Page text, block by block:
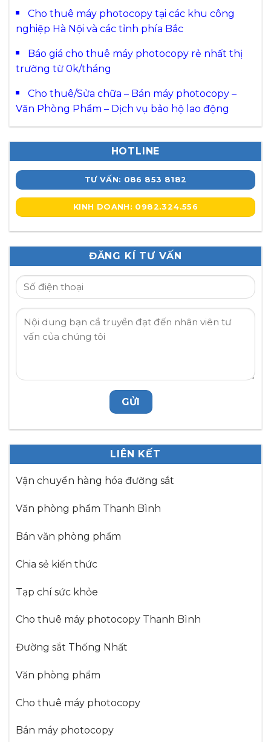
Cho thuê máy photocopy tại các khu công
nghiệp Hà Nội và các tỉnh phía Bắc
Báo giá cho thuê máy photocopy rẻ nhất thị
trường từ 0k/tháng
Cho thuê/Sửa chữa – Bán máy photocopy –
Văn Phòng Phẩm – Dịch vụ bảo hộ lao động
HOTLINE
TƯ VẤN: 086 853 8182
KINH DOANH: 0982.324.556
ĐĂNG KÍ TƯ VẤN
LIÊN KẾT
Vận chuyển hàng hóa đường sắt
Văn phòng phẩm Thanh Bình
Bán văn phòng phẩm
Chia sẻ kiến thức
Tạp chí sức khỏe
Cho thuê máy photocopy Thanh Bình
Đường sắt Thống Nhất
Văn phòng phẩm
Cho thuê máy photocopy
Bán máy photocopy